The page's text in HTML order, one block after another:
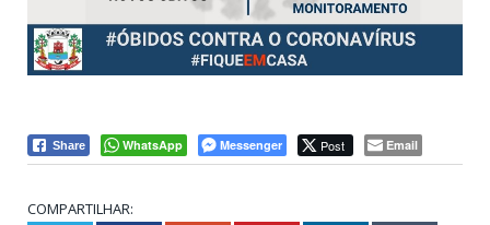
Share WhatsApp Messenger Post Email
COMPARTILHAR: